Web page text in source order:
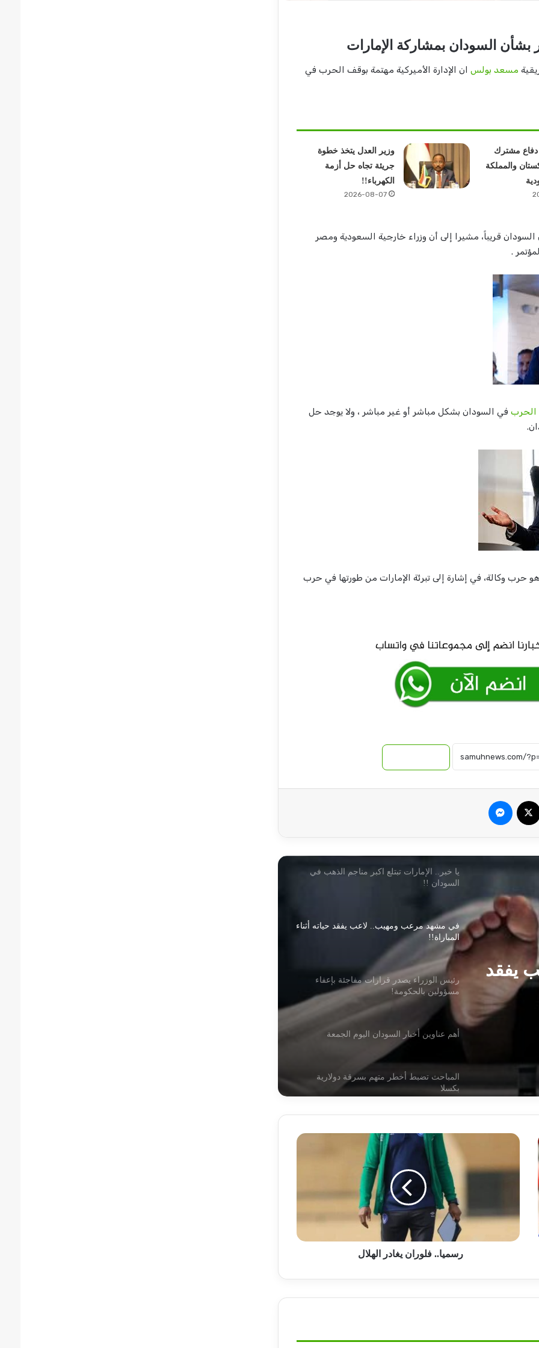
بشأن السودان بمشاركة الإمارات
مسعد بولسان الإدارة الأميركية مهتمة بوقف الحرب في
دفاع مشترك
والمملكة
وزير العدل يتخذ خطوة
جريئة تجاه حل أزمة
الكهرباء!!
2026-08-07
قريباً، مشيرا إلى أن وزراء خارجية السعودية ومصر
.
الحربفي السودان بشكل مباشر أو غير مباشر ، ولا يوجد حل
هو حرب وكالة، في إشارة إلى تبرئة الإمارات من طورتها في حرب
البرنامج
وزير المالية يدعو للشفافية في الحسابات البنكية
في مشهد مرعب ومهيب.. لاعب يفقد حياته أثناء
المباراة!!
رئيس الوزراء يصدر قرارات مفاجئة بإعفاء
مسؤولين بالحكومة!
أهم عناوين أخبار السودان اليوم الجمعة
المباحث تضبط أخطر متهم بسرقة دولارية
بكسلا
كينيا تعترف : قرار السودان بحظر الشاي ألحق
اضراراً!!
ترتيبات جديدة بالعودة الطوعية ودول تساهم في
البرنامج
وزير المالية يدعو للشفافية في الحسابات البنكية
بمنظمات الامم المتحدة العاملة بالخرطوم.
رسميا..
رسميا.. فلوران يغادر الهلال